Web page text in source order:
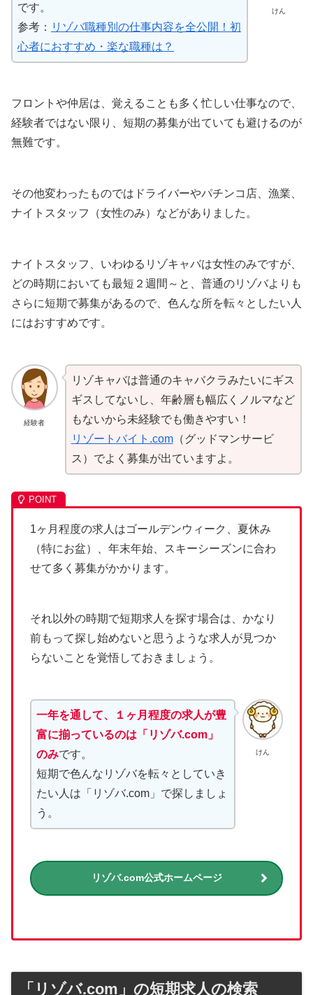
けん
です。
参考： リゾバ職種別の仕事内容を全公開！初
心者におすすめ・楽な職種は？
フロントや仲居は、覚えることも多く忙しい仕事なので、
経験者ではない限り、短期の募集が出ていても避けるのが
無難です。
その他変わったものではドライバーやパチンコ店、漁業、
ナイトスタッフ（女性のみ）などがありました。
ナイトスタッフ、いわゆるリゾキャバは女性のみですが、
どの時期においても最短２週間～と、普通のリゾバよりも
さらに短期で募集があるので、色んな所を転々としたい人
にはおすすめです。
経験者
リゾキャバは普通のキャバクラみたいにギス
ギスしてないし、年齢層も幅広くノルマなど
もないから未経験でも働きやすい！
リゾートバイト.com（グッドマンサービ
ス）でよく募集が出ていますよ。
1ヶ月程度の求人はゴールデンウィーク、夏休み
（特にお盆）、年末年始、スキーシーズンに合わ
せて多く募集がかかります。
それ以外の時期で短期求人を探す場合は、かなり
前もって探し始めないと思うような求人が見つか
らないことを覚悟しておきましょう。
けん
一年を通して、１ヶ月程度の求人が豊
富に揃っているのは「リゾバ.com」
のみです。
短期で色んなリゾバを転々としていき
たい人は「リゾバ.com」で探しましょ
う。
リゾバ.com公式ホームページ
「リゾバ.com」の短期求人の検索